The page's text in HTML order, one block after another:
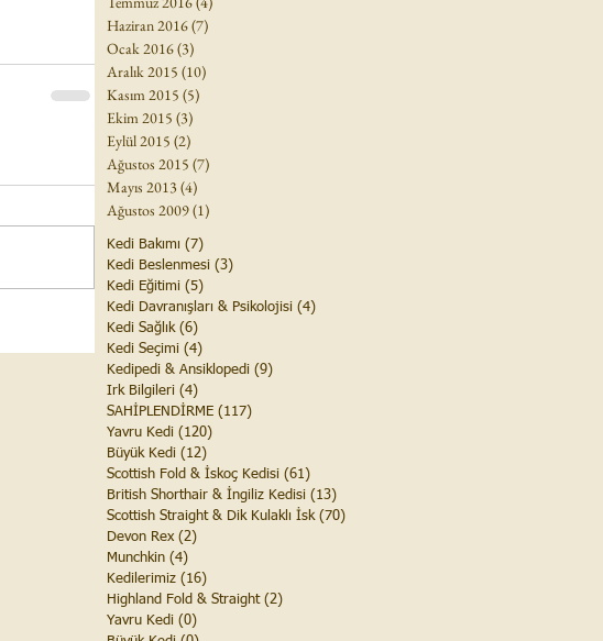
Haziran 2016(7)
Ocak 2016(3)
Aralık 2015 (10)
Kasım 2015 (5)
Ekim 2015 (3)
Eylül 2015 (2)
Ağustos 2015 (7)
Mayıs 2013 (4)
Ağustos 2009(1)
Kedi Bakımı (7)
Kedi Beslenmesi (3)
Kedi Eğitimi (5)
Kedi Davranışları & Psikolojisi (4)
Kedi Sağlık (6)
Kedi Seçimi (4)
Kedipedi & Ansiklopedi (9)
Irk Bilgileri (4)
SAHİPLENDİRME (117)
Yavru Kedi (120)
Büyük Kedi (12)
Scottish Fold & İskoç Kedisi (61)
British Shorthair & İngiliz Kedisi (13)
Scottish Straight & Dik Kulaklı İsk (70)
Devon Rex (2)
Munchkin (4)
Kedilerimiz (16)
Highland Fold & Straight (2)
Yavru Kedi (0)